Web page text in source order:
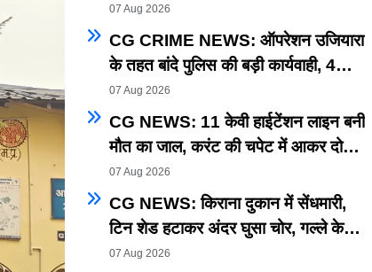
07 Aug 2026
CG CRIME NEWS: ऑपरेशन उजियारा
के तहत बांदे पुलिस की बड़ी कार्यवाही, 4
की.300 ग्रा.गांजा और नकदी समेत आरोपी
गिरफ्तार
07 Aug 2026
CG NEWS: 11 केवी हाईटेंशन लाइन बनी
मौत का जाल, करंट की चपेट में आकर दो
राजमिस्त्रियों की मौत
07 Aug 2026
CG NEWS: किराना दुकान में सेंधमारी,
टिन शेड हटाकर अंदर घुसा चोर, गल्ले के
रुपये और सामान लेकर फरार
07 Aug 2026